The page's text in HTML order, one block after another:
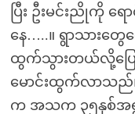
ပြီး ဦးမင်းညိုကို ရ
နေ…..။ ရွာသားတွ
ထွက်သွားတယ်လို့ပြေ
မောင်းထွက်လာသည်။
က အသက ၃၅နှစ်အရွ